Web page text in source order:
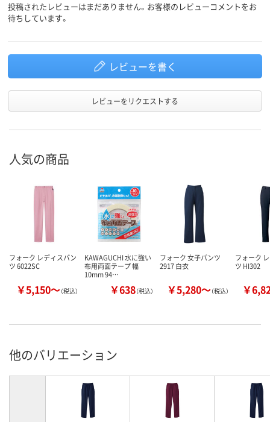
投稿されたレビューはまだありません。お客様のレビューコメントをお
待ちしています。
レビューを書く
レビューをリクエストする
人気の商品
フォーク レディスパン
ツ 6022SC
￥5,150～（税込）
KAWAGUCHI 水に強い
布用両面テープ 幅
10mm 94…
￥638（税込）
フォーク 女子パンツ
2917 白衣
￥5,280～（税込）
フォーク
ツ HI302
￥
他のバリエーション